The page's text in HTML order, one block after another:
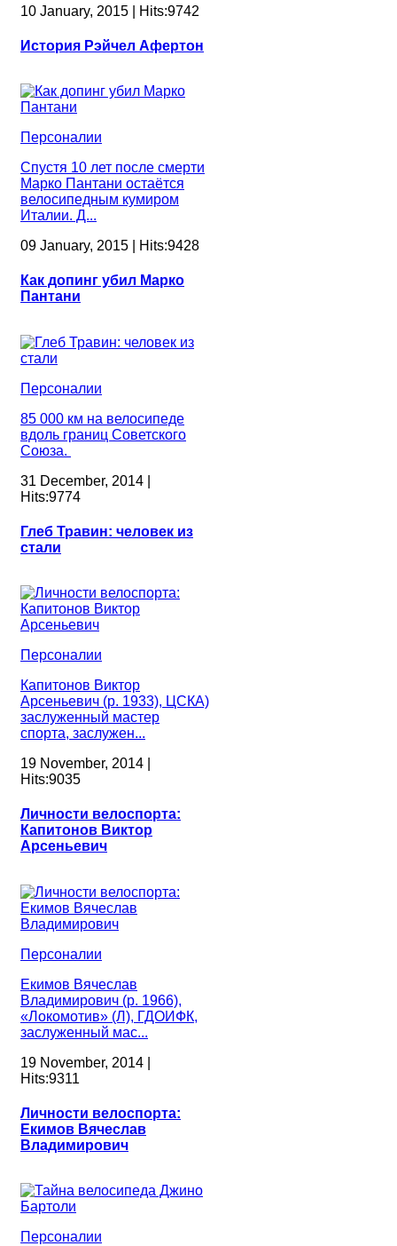
10 January, 2015 | Hits:9742
История Рэйчел Афертон
Персоналии
Спустя 10 лет после смерти
Марко Пантани остаётся
велосипедным кумиром
Италии. Д...
09 January, 2015 | Hits:9428
Как допинг убил Марко
Пантани
Персоналии
85 000 км на велосипеде
вдоль границ Советского
Союза.
31 December, 2014 |
Hits:9774
Глеб Травин: человек из
стали
Персоналии
Капитонов Виктор
Арсеньевич (р. 1933), ЦСКА)
заслуженный мастер
спорта, заслужен...
19 November, 2014 |
Hits:9035
Личности велоспорта:
Капитонов Виктор
Арсеньевич
Персоналии
Екимов Вячеслав
Владимирович (р. 1966),
«Локомотив» (Л), ГДОИФК,
заслуженный мас...
19 November, 2014 |
Hits:9311
Личности велоспорта:
Екимов Вячеслав
Владимирович
Персоналии